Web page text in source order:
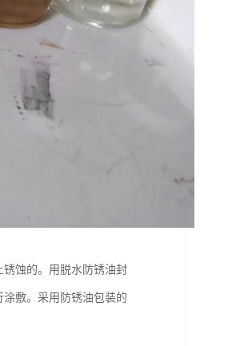
蚀的。用脱水防锈油封
敷。采用防锈油包装的